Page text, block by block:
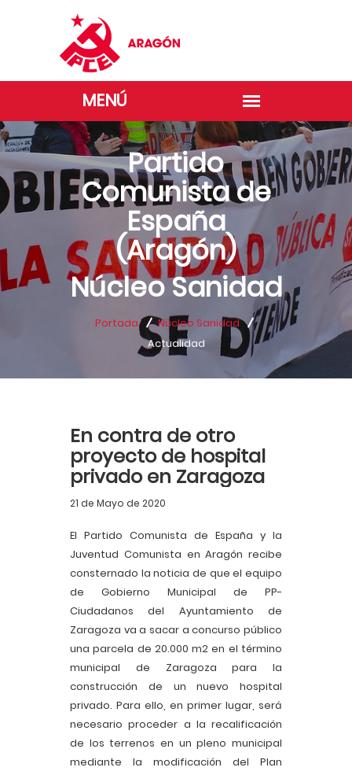
Partido
Comunista de
España
(Aragón)
Núcleo Sanidad
Portada
Núcleo Sanidad
Actualidad
En contra de otro
proyecto de hospital
privado en Zaragoza
21 de Mayo de 2020
El Partido Comunista de España y la
Juventud Comunista en Aragón recibe
consternado la noticia de que el equipo
de Gobierno Municipal de PP-
Ciudadanos del Ayuntamiento de
Zaragoza va a sacar a concurso público
una parcela de 20.000 m2 en el término
municipal de Zaragoza para la
construcción de un nuevo hospital
privado. Para ello, en primer lugar, será
necesario proceder a la recalificación
de los terrenos en un pleno municipal
mediante la modificación del Plan